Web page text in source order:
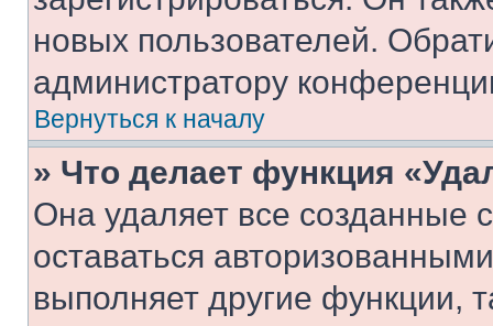
новых пользователей.
администратору
Вернуться к началу
» Что делает функция
Она удаляет все созданные
оставаться
выполняет другие функции,